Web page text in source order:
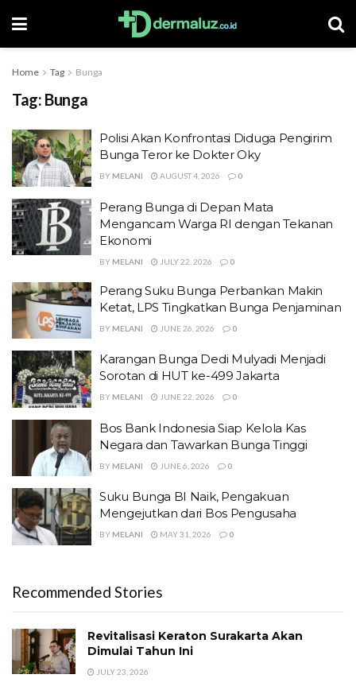
Home Tag Bunga
Tag: Bunga
Polisi Akan Konfrontasi Diduga Pengirim
Bunga Teror ke Dokter Oky
BY MELANI AUGUST 4, 2026 0
Perang Bunga di Depan Mata
Mengancam Warga RI dengan Tekanan
Ekonomi
BY MELANI JULY 22, 2026 0
Perang Suku Bunga Perbankan Makin
Ketat, LPS Tingkatkan Bunga Penjaminan
BY MELANI JUNE 26, 2026 0
Karangan Bunga Dedi Mulyadi Menjadi
Sorotan di HUT ke-499 Jakarta
BY MELANI JUNE 22, 2026 0
Bos Bank Indonesia Siap Kelola Kas
Negara dan Tawarkan Bunga Tinggi
BY MELANI JUNE 6, 2026 0
Suku Bunga BI Naik, Pengakuan
Mengejutkan dari Bos Pengusaha
BY MELANI MAY 31, 2026 0
Recommended Stories
Revitalisasi Keraton Surakarta Akan
Dimulai Tahun Ini
JULY 23, 2026